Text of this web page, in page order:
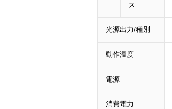
ス
光源出力/種別
動作温度
電源
消費電力